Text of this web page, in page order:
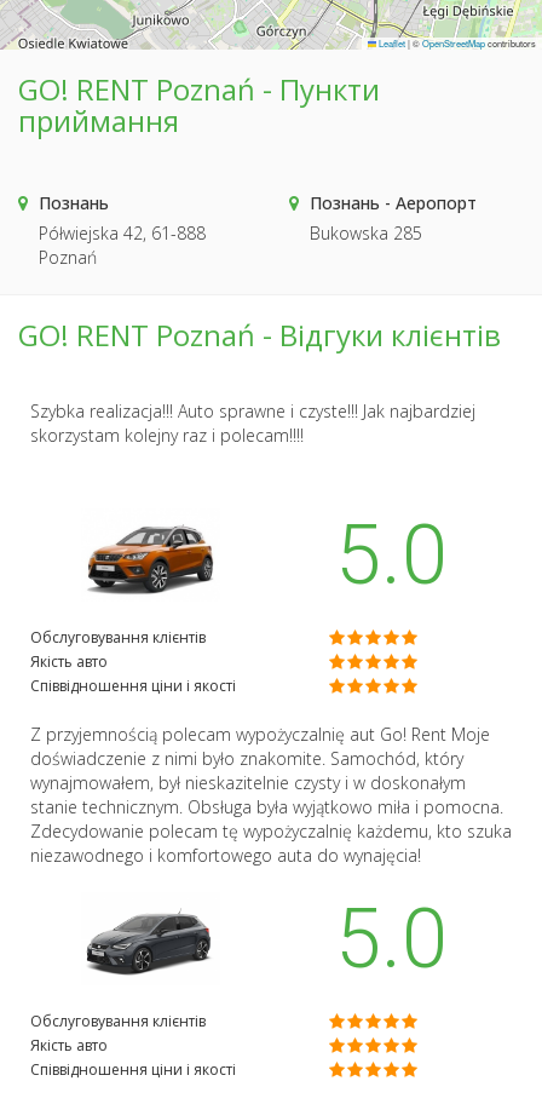
Leaflet|©OpenStreetMapcontributors
GO! RENT Poznań - Пункти
приймання
Познань
Półwiejska 42, 61-888
Poznań
Познань - Аеропорт
Bukowska 285
GO! RENT Poznań - Відгуки клієнтів
Szybka realizacja!!! Auto sprawne i czyste!!! Jak najbardziej
skorzystam kolejny raz i polecam!!!!
5.0
Обслуговування клієнтів
Якість авто
Співвідношення ціни і якості
Z przyjemnością polecam wypożyczalnię aut Go! Rent Moje
doświadczenie z nimi było znakomite. Samochód, który
wynajmowałem, był nieskazitelnie czysty i w doskonałym
stanie technicznym. Obsługa była wyjątkowo miła i pomocna.
Zdecydowanie polecam tę wypożyczalnię każdemu, kto szuka
niezawodnego i komfortowego auta do wynajęcia!
5.0
Обслуговування клієнтів
Якість авто
Співвідношення ціни і якості